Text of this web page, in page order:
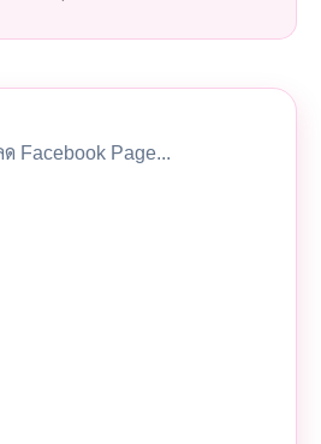
ด Facebook Page...